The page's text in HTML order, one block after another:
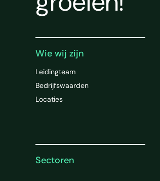
Wie wij zijn
Leidingteam
Bedrijfswaarden
Locaties
Sectoren